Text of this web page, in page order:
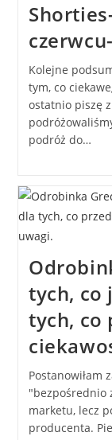
Kolejne
tym, co
ostatnio piszę
podróż do…
tych, co
tych, co
Postanowiłam
"bezpośrednio
marketu, lecz
producenta.